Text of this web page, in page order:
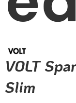
VOLT
Slim